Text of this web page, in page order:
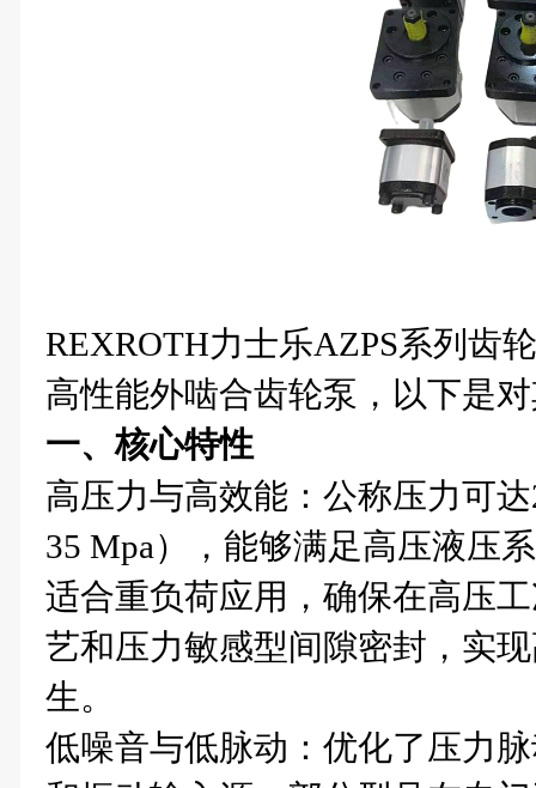
REXROTH力士乐AZPS系列齿
高性能外啮合齿轮泵，以下是
一、核心特性
高压力与高效能‌：公称压力可
35 Mpa），能够满足高压液压
适合重负荷应用，确保在高压
艺和压力敏感型间隙密封，实
生。
低噪音与低脉动‌：优化了压力